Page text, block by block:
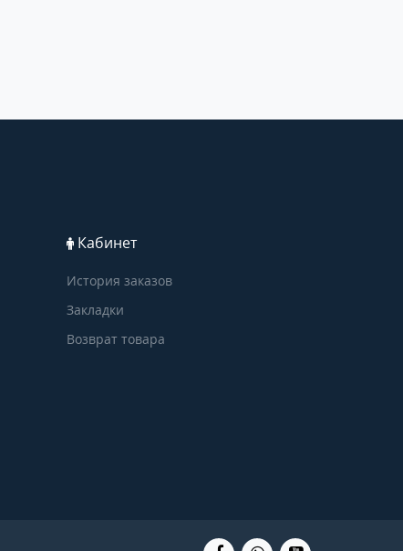
Кабинет
История заказов
Закладки
Возврат товара